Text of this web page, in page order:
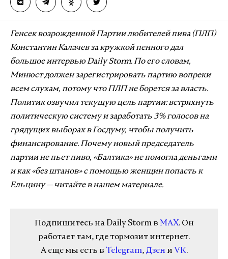
Генсек возрожденной Партии любителей пива (ПЛП)
Константин Калачев за кружкой пенного дал
большое интервью Daily Storm. По его словам,
Минюст должен зарегистрировать партию вопреки
всем слухам, потому что ПЛП не борется за власть.
Политик озвучил текущую цель партии: встряхнуть
политическую систему и заработать 3% голосов на
грядущих выборах в Госдуму, чтобы получить
финансирование. Почему новый председатель
партии не пьет пиво, «Балтика» не помогла деньгами
и как «без штанов» с помощью женщин попасть к
Ельцину — читайте в нашем материале.
Подпишитесь на Daily Storm в MAX. Он
работает там, где тормозит интернет.
А еще мы есть в Telegram, Дзен и VK.